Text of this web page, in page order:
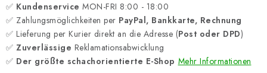
✅ Kundenservice MON-FRI 8:00 - 18:00
✅ Zahlungsmöglichkeiten per PayPal, Bankkarte, Rechnung
✅ Lieferung per Kurier direkt an die Adresse (Post oder DPD)
✅ Zuverlässige Reklamationsabwicklung
✅ Der größte schachorientierte E-Shop Mehr Informationen